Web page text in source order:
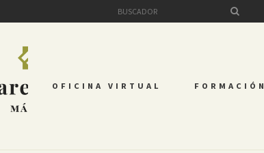
OFICINA VIRTUAL FORMACIÓN